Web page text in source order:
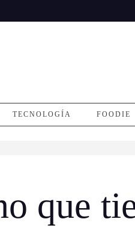
TECNOLOGÍA FOODIE
que